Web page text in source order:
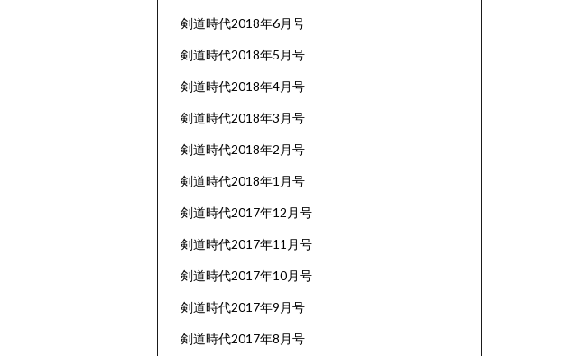
剣道時代2018年6月号
剣道時代2018年5月号
剣道時代2018年4月号
剣道時代2018年3月号
剣道時代2018年2月号
剣道時代2018年1月号
剣道時代2017年12月号
剣道時代2017年11月号
剣道時代2017年10月号
剣道時代2017年9月号
剣道時代2017年8月号